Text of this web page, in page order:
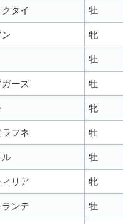
タイ 牡
牝
牡
ーズ 牡
牝
ラフネ 牡
ル 牡
リア 牝
ンテ 牡